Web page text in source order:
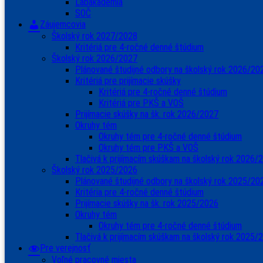
SOČ
Záujemcovia
Školský rok 2027/2028
Kritériá pre 4-ročné denné štúdium
Školský rok 2026/2027
Plánované študijné odbory na školský rok 2026/
Kritériá pre prijímacie skúšky
Kritériá pre 4-ročné denné štúdium
Kritériá pre PKŠ a VOŠ
Prijímacie skúšky na šk. rok 2026/2027
Okruhy tém
Okruhy tém pre 4-ročné denné štúdium
Okruhy tém pre PKŠ a VOŠ
Tlačivá k prijímacím skúškam na školský rok 2026/
Školský rok 2025/2026
Plánované študijné odbory na školský rok 2025/
Kritéria pre 4-ročné denné štúdium
Prijímacie skúšky na šk. rok 2025/2026
Okruhy tém
Okruhy tém pre 4-ročné denné štúdium
Tlačivá k prijímacím skúškam na školský rok 2025/
Pre verejnosť
Voľné pracovné miesta